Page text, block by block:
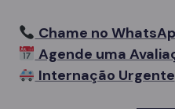
Chame no
Agende uma
Internação Urgente